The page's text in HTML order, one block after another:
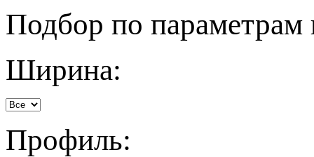
Подбор по
Ширина:
Профиль: